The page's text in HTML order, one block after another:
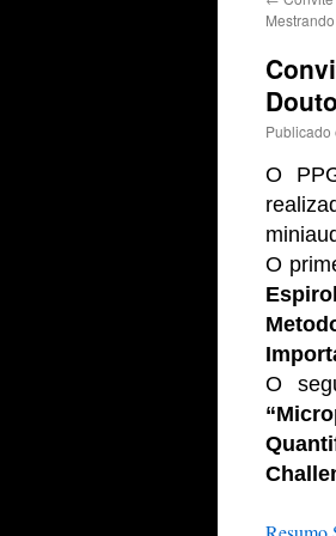
Publicado
O
O
O